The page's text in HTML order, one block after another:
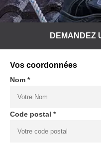
DEMANDEZ
Vos coordonnées
Nom *
Code postal *